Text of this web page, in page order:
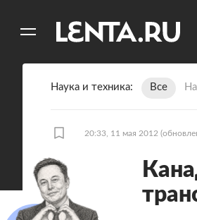
Наука и техника Все
20:33, 11 мая 2012